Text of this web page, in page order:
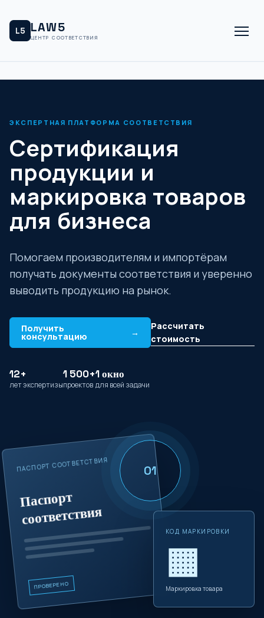
L5 LAW5
ЦЕНТР СООТВЕТСТВИЯ
ЭКСПЕРТНАЯ ПЛАТФОРМА СООТВЕТСТВИЯ
Сертификация
продукции и
маркировка товаров
для бизнеса
Помогаем производителям и импортёрам
получать документы соответствия и уверенно
выводить продукцию на рынок.
Получить
консультацию →
Рассчитать
стоимость
12+
лет экспертизы
1 500+
проектов
1 окно
для всей задачи
ПАСПОРТ СООТВЕТСТВИЯ
Паспорт
соответствия
ПРОВЕРЕНО
КОД МАРКИРОВКИ
▦
Маркировка товара
01